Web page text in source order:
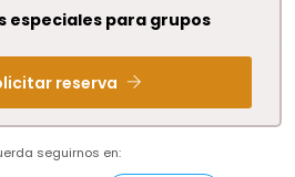
especiales para grupos
reserva
seguirnos en: